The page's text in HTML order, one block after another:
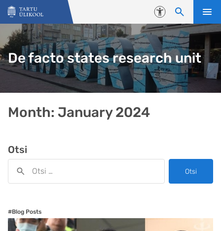
Liigu edasi põhisisu juurde
Juurdepääsetavus
De facto states research unit
Month: January 2024
Otsi
Otsi
#Blog Posts